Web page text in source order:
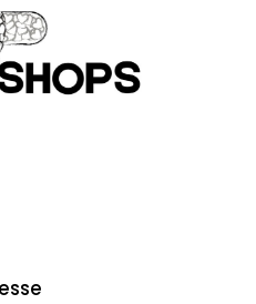
minuti!
✅ Facile da usare ovunque – bevi
direttamente dalla bustina!
✅ Erezione forte e sicura con piena
3533320586